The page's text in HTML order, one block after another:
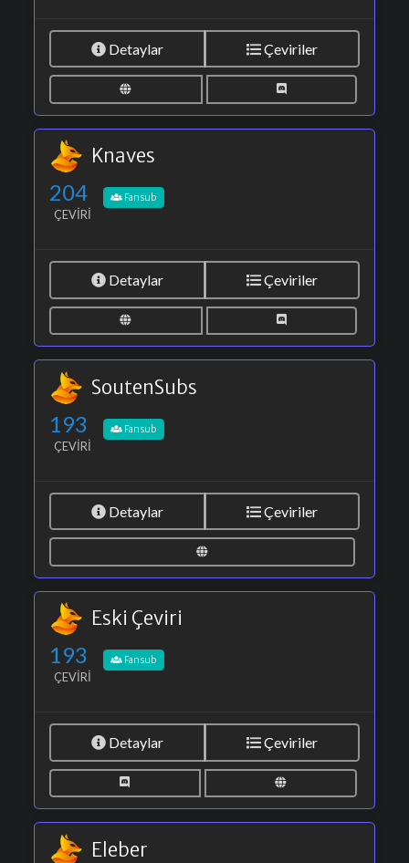
Detaylar Çeviriler
Knaves
204
ÇEVIRI
Fansub
Detaylar Çeviriler
SoutenSubs
193
ÇEVIRI
Fansub
Detaylar Çeviriler
Eski Çeviri
193
ÇEVIRI
Fansub
Detaylar Çeviriler
Eleber